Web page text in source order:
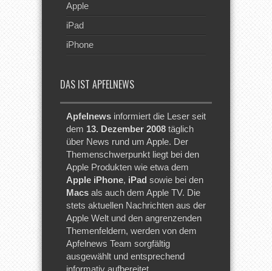
Apple
iPad
iPhone
DAS IST APFELNEWS
Apfelnews informiert die Leser seit
dem 13. Dezember 2008 täglich
über News rund um Apple. Der
Themenschwerpunkt liegt bei den
Apple Produkten wie etwa dem
Apple iPhone, iPad sowie bei den
Macs als auch dem Apple TV. Die
stets aktuellen Nachrichten aus der
Apple Welt und den angrenzenden
Themenfeldern, werden von dem
Apfelnews Team sorgfältig
ausgewählt und entsprechend
informativ aufbereitet.